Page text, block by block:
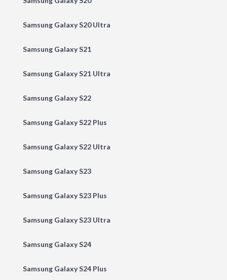
Samsung Galaxy S20 Ultra
Samsung Galaxy S21
Samsung Galaxy S21 Ultra
Samsung Galaxy S22
Samsung Galaxy S22 Plus
Samsung Galaxy S22 Ultra
Samsung Galaxy S23
Samsung Galaxy S23 Plus
Samsung Galaxy S23 Ultra
Samsung Galaxy S24
Samsung Galaxy S24 Plus